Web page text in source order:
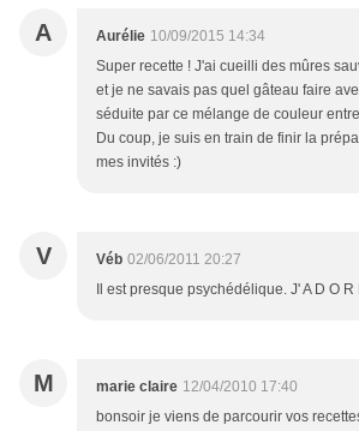
A Aurélie 10/09/2015 14:34
Super recette ! J'ai cueilli des mûres
et je ne savais pas quel gâteau faire
séduite par ce mélange de couleur
Du coup, je suis en train de finir la
mes invités :)
V Véb 02/06/2011 20:27
Il est presque psychédélique. J' A D O R
M marie claire 12/04/2010 17:40
bonsoir je viens de parcourir vos